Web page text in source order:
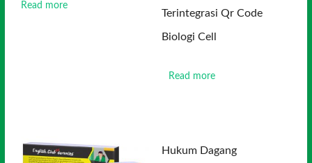
Read more
Terintegrasi Qr Code
Biologi Cell
Read more
Hukum Dagang